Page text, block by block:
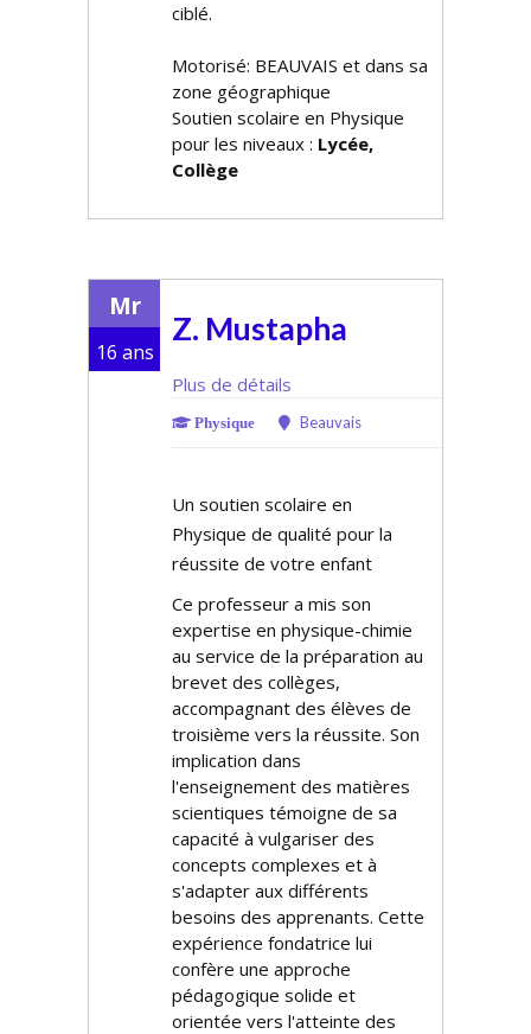
ciblé.
Motorisé: BEAUVAIS et dans sa
zone géographique
Soutien scolaire en Physique
pour les niveaux : Lycée,
Collège
Mr
16 ans
Z. Mustapha
Plus de détails
Physique Beauvais
Un soutien scolaire en
Physique de qualité pour la
réussite de votre enfant
Ce professeur a mis son
expertise en physique-chimie
au service de la préparation au
brevet des collèges,
accompagnant des élèves de
troisième vers la réussite. Son
implication dans
l'enseignement des matières
scientifiques témoigne de sa
capacité à vulgariser des
concepts complexes et à
s'adapter aux différents
besoins des apprenants. Cette
expérience fondatrice lui
confère une approche
pédagogique solide et
orientée vers l'atteinte des